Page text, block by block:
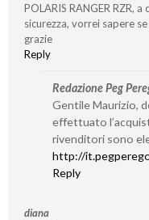
POLARIS RANGER RZR,
sicurezza, vorrei sapere
grazie
Reply
Redazione Peg
Gentile Maurizio,
effettuato
rivenditori sono
http://
Reply
diana